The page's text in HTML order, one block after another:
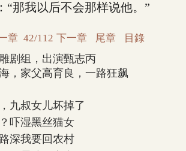
“那我以后不会那样说他。”
章 42/112 下一章 尾章 目錄
剧组，出演甄志丙
，家父高育良，一路狂飙
九叔女儿坏掉了
吓湿黑丝猫女
深我要回农村